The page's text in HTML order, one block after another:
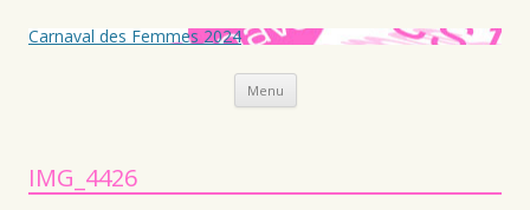
Carnaval des Femmes 2024
Menu Aller au contenu principal
IMG_4426